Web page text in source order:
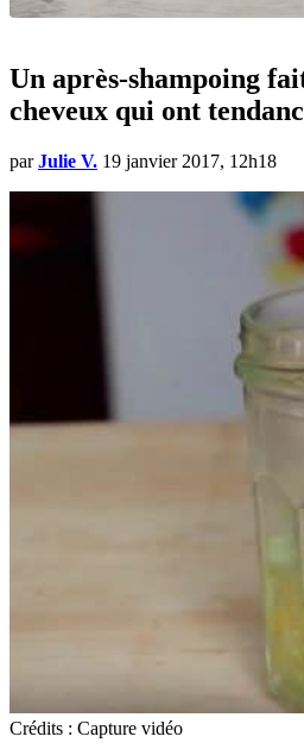
Un après-shampoing
cheveux qui ont
par Julie V. 19 janvier 2017, 12h18
Crédits : Capture vidéo